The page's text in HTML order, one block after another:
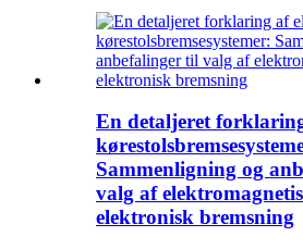
En detaljeret
Sammenligning og
valg af
elektronisk bremsning